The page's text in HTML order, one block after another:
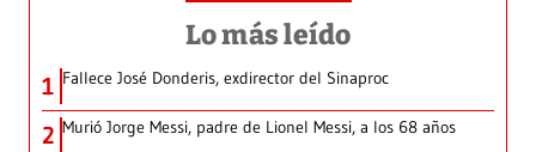
Lo más leído
1 Fallece José Donderis, exdirector del Sinaproc
2 Murió Jorge Messi, padre de Lionel Messi, a los 68 años